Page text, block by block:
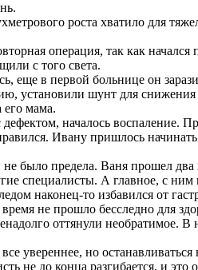
роста хватило для
операция, так как начался
с того света.
еще в первой больнице он
установили шунт для
его мама.
началось воспаление.
Ивану пришлось начинать
было предела. Ваня прошел
специалисты. А главное, с
наконец-то избавился от
не прошло бесследно для
оттянули необратимое. В
увереннее, но
не до конца разгибается, и это